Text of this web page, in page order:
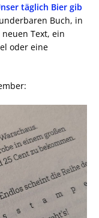
täglich Bier gib
Buch, in
Text, ein
oder eine